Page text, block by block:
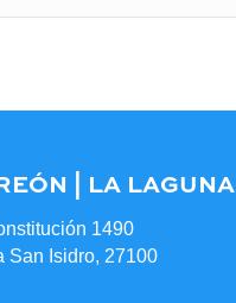
| LA LAGUNA
1490
San Isidro, 27100